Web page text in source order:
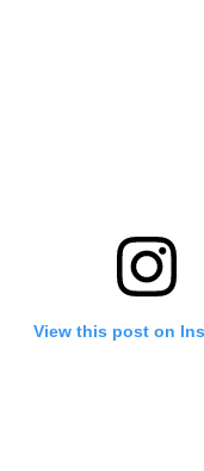
View this post on